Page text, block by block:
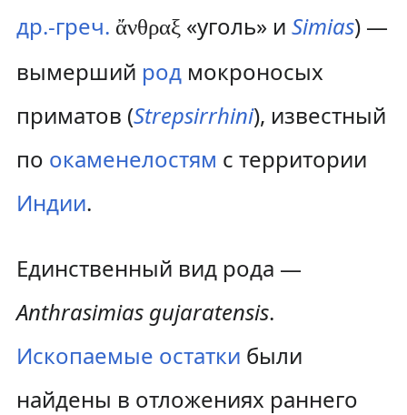
др.-греч. ἄνθραξ«уголь» и Simias) —
вымерший родмокроносых
приматов (Strepsirrhini), известный
по окаменелостям с территории
Индии.
Единственный вид рода —
Anthrasimias gujaratensis.
Ископаемые остатки были
найдены в отложениях раннего